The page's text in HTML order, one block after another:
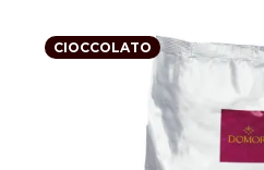
CIOCCOLATO